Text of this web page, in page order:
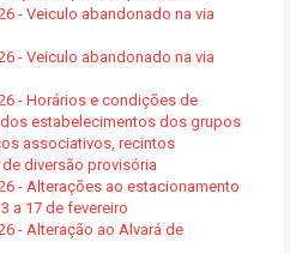
- Veiculo abandonado na via
- Veiculo abandonado na via
- Horários e condições de
estabelecimentos dos grupos
associativos, recintos
diversão provisória
- Alterações ao estacionamento
a 17 de fevereiro
- Alteração ao Alvará de